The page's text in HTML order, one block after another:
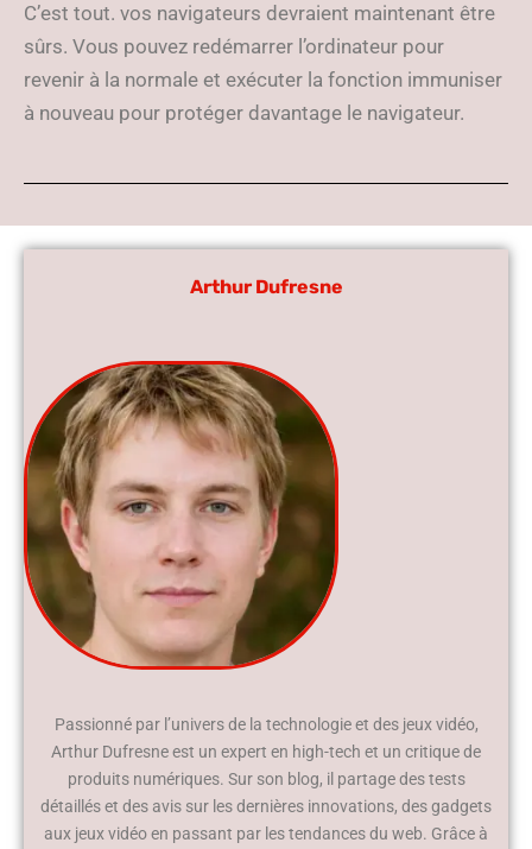
C’est tout. vos navigateurs devraient maintenant être
sûrs. Vous pouvez redémarrer l’ordinateur pour
revenir à la normale et exécuter la fonction immuniser
à nouveau pour protéger davantage le navigateur.
Arthur Dufresne
Passionné par l’univers de la technologie et des jeux vidéo,
Arthur Dufresne est un expert en high-tech et un critique de
produits numériques. Sur son blog, il partage des tests
détaillés et des avis sur les dernières innovations, des gadgets
aux jeux vidéo en passant par les tendances du web. Grâce à